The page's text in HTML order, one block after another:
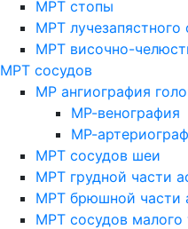
МРТ стопы
МРТ лучезапястного
МРТ височно-
МРТ сосудов
МР ангиография
МР-венография
МР-
МРТ сосудов шеи
МРТ грудной части
МРТ брюшной части
МРТ сосудов малого